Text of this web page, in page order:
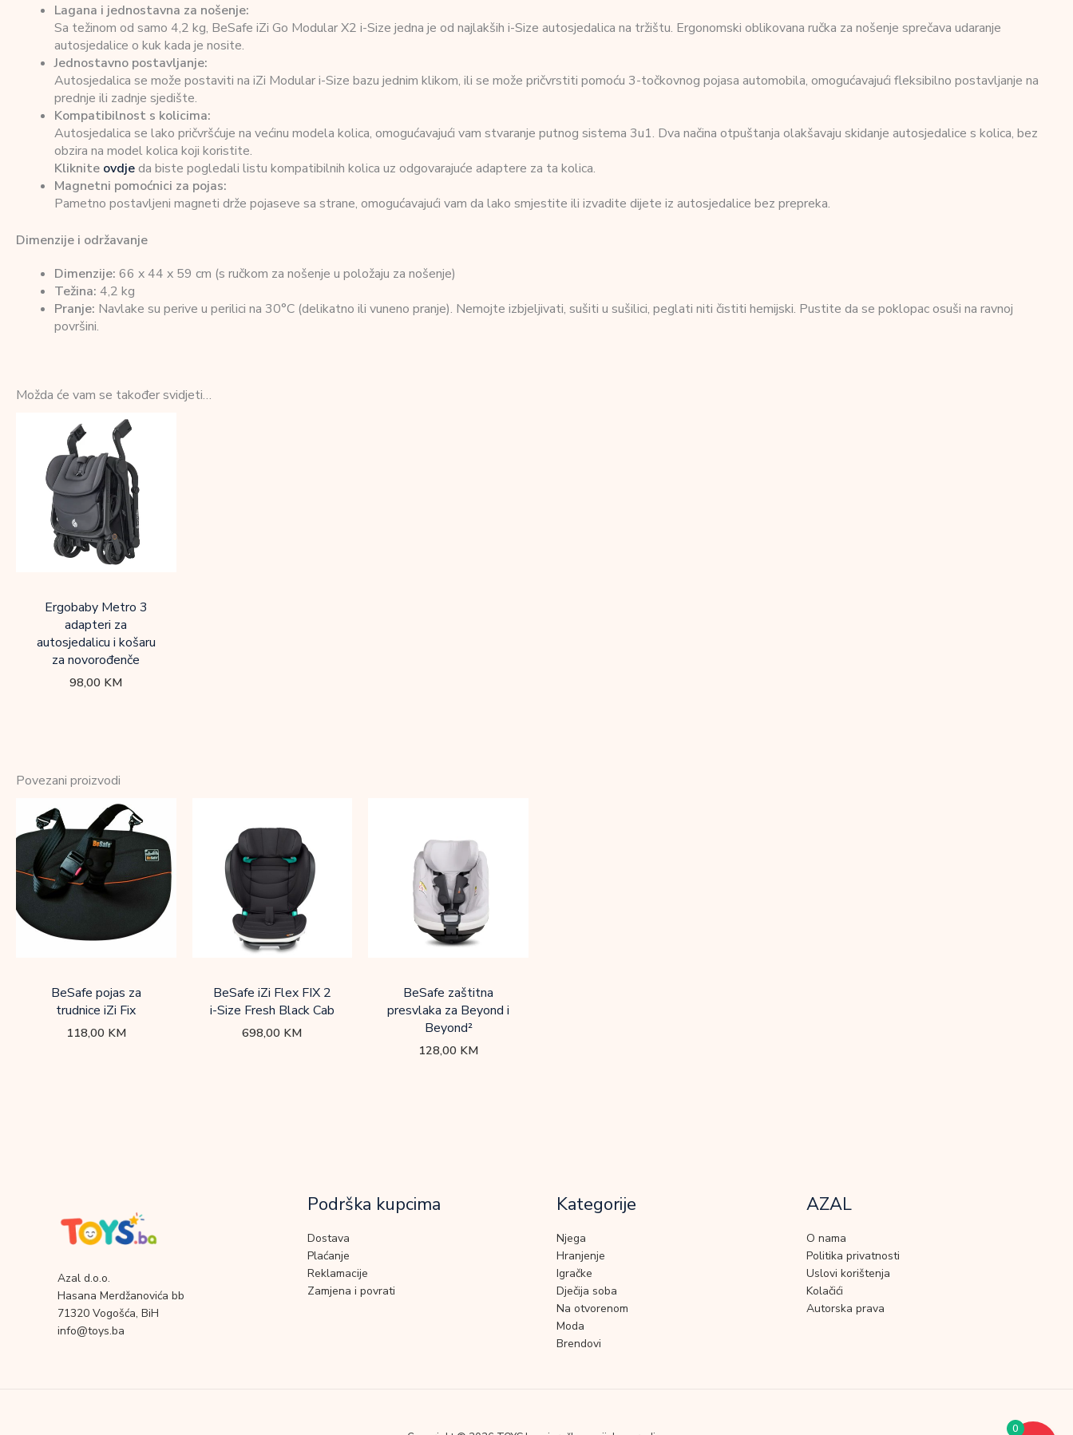
Lagana i jednostavna za nošenje:
Sa težinom od samo 4,2 kg, BeSafe iZi Go Modular X2 i-Size jedna je od najlakših i-Size autosjedalica na tržištu. Ergonomski oblikovana ručka za nošenje sprečava udaranje
autosjedalice o kuk kada je nosite.
Jednostavno postavljanje:
Autosjedalica se može postaviti na iZi Modular i-Size bazu jednim klikom, ili se može pričvrstiti pomoću 3-točkovnog pojasa automobila, omogućavajući fleksibilno postavljanje na
prednje ili zadnje sjedište.
Kompatibilnost s kolicima:
Autosjedalica se lako pričvršćuje na većinu modela kolica, omogućavajući vam stvaranje putnog sistema 3u1. Dva načina otpuštanja olakšavaju skidanje autosjedalice s kolica, bez
obzira na model kolica koji koristite.
Kliknite ovdjeda biste pogledali listu kompatibilnih kolica uz odgovarajuće adaptere za ta kolica.
Magnetni pomoćnici za pojas:
Pametno postavljeni magneti drže pojaseve sa strane, omogućavajući vam da lako smjestite ili izvadite dijete iz autosjedalice bez prepreka.
Dimenzije i održavanje
Dimenzije: 66 x 44 x 59 cm (s ručkom za nošenje u položaju za nošenje)
Težina: 4,2 kg
Pranje: Navlake su perive u perilici na 30°C (delikatno ili vuneno pranje). Nemojte izbjeljivati, sušiti u sušilici, peglati niti čistiti hemijski. Pustite da se poklopac osuši na ravnoj
površini.
Možda će vam se također svidjeti…
Ergobaby Metro 3
adapteri za
autosjedalicu i košaru
za novorođenče
98,00 KM
Povezani proizvodi
BeSafe pojas za
trudnice iZi Fix
118,00 KM
BeSafe iZi Flex FIX 2
i-Size Fresh Black Cab
698,00 KM
BeSafe zaštitna
presvlaka za Beyond i
Beyond²
128,00 KM
Azal d.o.o.
Hasana Merdžanovića bb
71320 Vogošća, BiH
info@toys.ba
Podrška kupcima
Dostava
Plaćanje
Reklamacije
Zamjena i povrati
Kategorije
Njega
Hranjenje
Igračke
Dječija soba
Na otvorenom
Moda
Brendovi
AZAL
O nama
Politika privatnosti
Uslovi korištenja
Kolačići
Autorska prava
0